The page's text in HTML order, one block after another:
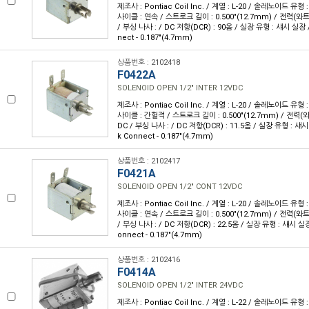
제조사 : Pontiac Coil Inc. / 계열 : L-20 / 솔레노이드 유형 :
사이클 : 연속 / 스트로크 길이 : 0.500"(12.7mm) / 전력(와
/ 부싱 나사 : / DC 저항(DCR) : 90옴 / 실장 유형 : 섀시 실
nect - 0.187"(4.7mm)
상품번호 : 2102418
F0422A
SOLENOID OPEN 1/2" INTER 12VDC
제조사 : Pontiac Coil Inc. / 계열 : L-20 / 솔레노이드 유형 :
사이클 : 간헐적 / 스트로크 길이 : 0.500"(12.7mm) / 전력(
DC / 부싱 나사 : / DC 저항(DCR) : 11.5옴 / 실장 유형 : 섀
k Connect - 0.187"(4.7mm)
상품번호 : 2102417
F0421A
SOLENOID OPEN 1/2" CONT 12VDC
제조사 : Pontiac Coil Inc. / 계열 : L-20 / 솔레노이드 유형 :
사이클 : 연속 / 스트로크 길이 : 0.500"(12.7mm) / 전력(와
/ 부싱 나사 : / DC 저항(DCR) : 22.5옴 / 실장 유형 : 섀시
onnect - 0.187"(4.7mm)
상품번호 : 2102416
F0414A
SOLENOID OPEN 1/2" INTER 24VDC
제조사 : Pontiac Coil Inc. / 계열 : L-22 / 솔레노이드 유형 :